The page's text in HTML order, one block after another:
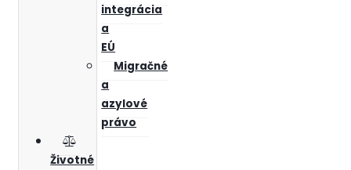
integrácia
a
EÚ
Migračné
a
azylové
právo
Životné